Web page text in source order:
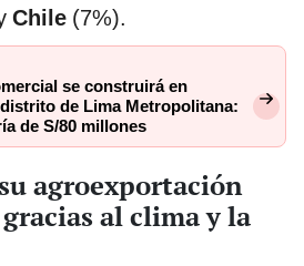
Chile (7%).
se construirá en
de Lima Metropolitana:
de S/80 millones
agroexportación
al clima y la